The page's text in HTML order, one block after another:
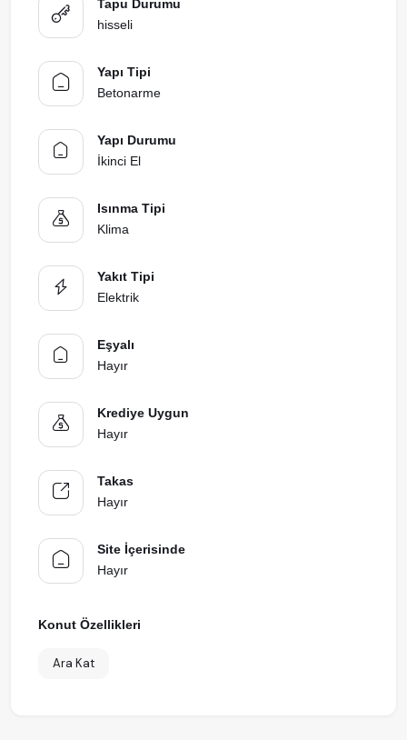
Tapu Durumu
hisseli
Yapı Tipi
Betonarme
Yapı Durumu
İkinci El
Isınma Tipi
Klima
Yakıt Tipi
Elektrik
Eşyalı
Hayır
Krediye Uygun
Hayır
Takas
Hayır
Site İçerisinde
Hayır
Konut Özellikleri
Ara Kat